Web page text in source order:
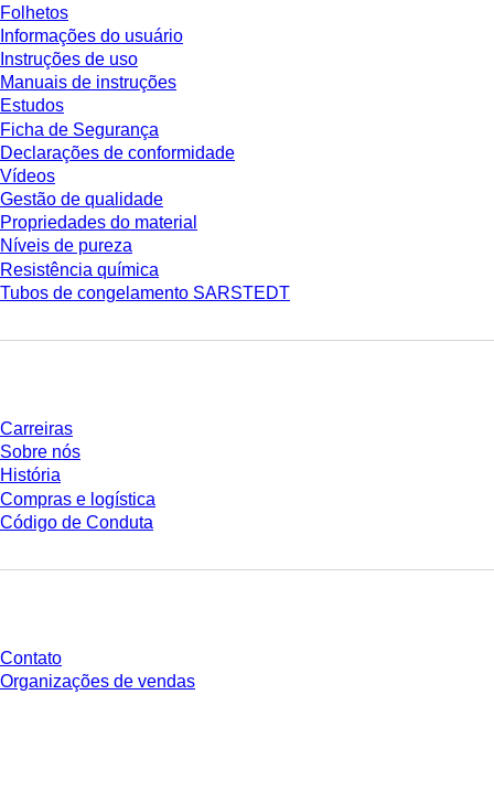
Folhetos
Informações do usuário
Instruções de uso
Manuais de instruções
Estudos
Ficha de Segurança
Declarações de conformidade
Vídeos
Gestão de qualidade
Propriedades do material
Níveis de pureza
Resistência química
Tubos de congelamento SARSTEDT
Carreiras
Sobre nós
História
Compras e logística
Código de Conduta
Contato
Organizações de vendas